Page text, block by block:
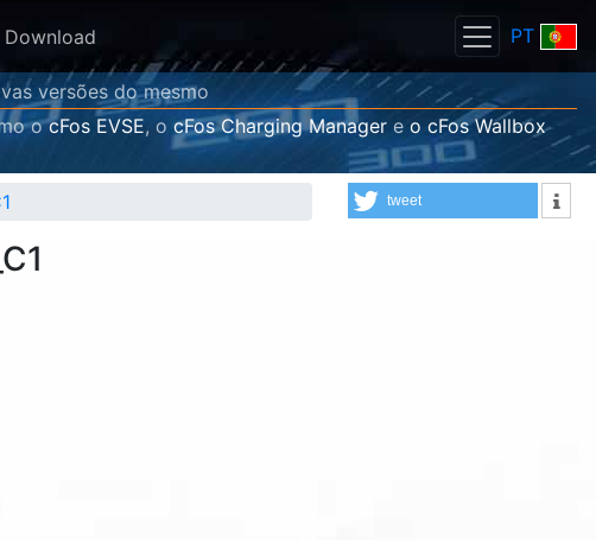
Download PT
versões do mesmo
ocFos EVSE, o cFos Charging Manager e o cFos Wallbox
tweet